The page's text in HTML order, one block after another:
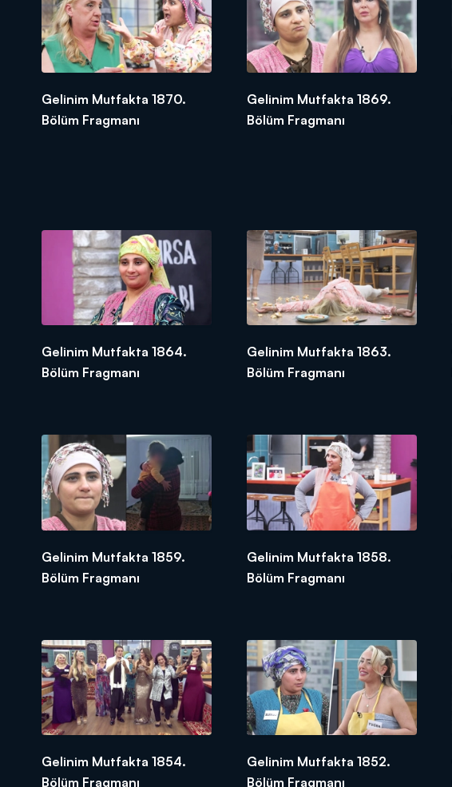
Gelinim Mutfakta 1870.
Bölüm Fragmanı
Gelinim Mutfakta 1869.
Bölüm Fragmanı
Gelinim Mutfakta 1864.
Bölüm Fragmanı
Gelinim Mutfakta 1863.
Bölüm Fragmanı
Gelinim Mutfakta 1859.
Bölüm Fragmanı
Gelinim Mutfakta 1858.
Bölüm Fragmanı
Gelinim Mutfakta 1854.
Bölüm Fragmanı
Gelinim Mutfakta 1852.
Bölüm Fragmanı